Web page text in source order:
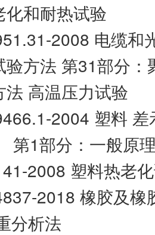
化和耐热试验
2008 电缆和
验方法 第31部分：
法 高温压力试验
2004 塑料 差
第1部分：一般原
2008 塑料热老
2018 橡胶及橡
分析法